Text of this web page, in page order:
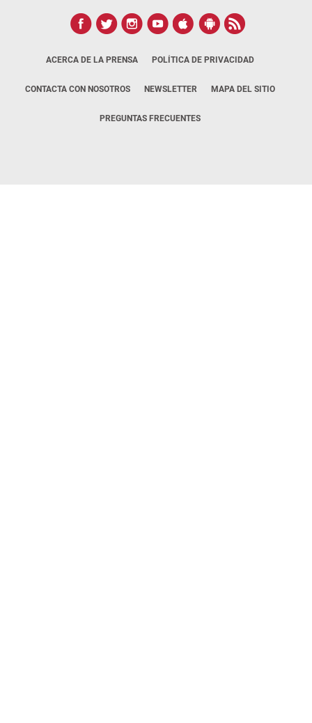
ACERCA DE LA PRENSA POLÍTICA DE PRIVACIDAD
CONTACTA CON NOSOTROS NEWSLETTER MAPA DEL SITIO
PREGUNTAS FRECUENTES